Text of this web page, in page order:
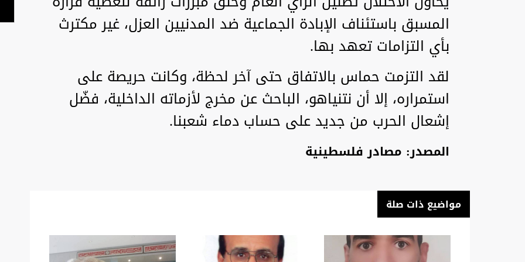
المسبق باستئناف الإبادة الجماعية ضد المدنيين العزل، غير مكترث
بأي التزامات تعهد بها.
لقد التزمت حماس بالاتفاق حتى آخر لحظة، وكانت حريصة على
استمراره، إلا أن نتنياهو، الباحث عن مخرج لأزماته الداخلية، فضّل
إشعال الحرب من جديد على حساب دماء شعبنا.
المصدر: مصادر فلسطينية
مواضيع ذات صلة